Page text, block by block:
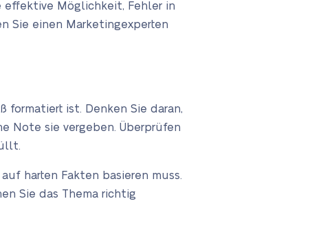
effektive Möglichkeit, Fehler in
Sie einen Marketingexperten
formatiert ist. Denken Sie daran,
Note sie vergeben. Überprüfen
harten Fakten basieren muss.
Sie das Thema richtig